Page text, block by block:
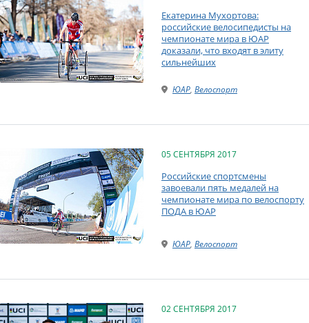
Екатерина Мухортова:
российские велосипедисты на
чемпионате мира в ЮАР
доказали, что входят в элиту
сильнейших
ЮАР, Велоспорт
05 СЕНТЯБРЯ 2017
Российские спортсмены
завоевали пять медалей на
чемпионате мира по велоспорту
ПОДА в ЮАР
ЮАР, Велоспорт
02 СЕНТЯБРЯ 2017